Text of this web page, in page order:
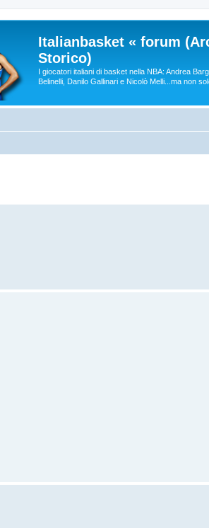
Italianbasket « forum
Storico)
I giocatori italiani di basket nella NBA: Andrea
Belinelli, Danilo Gallinari e Nicolò Melli...ma non